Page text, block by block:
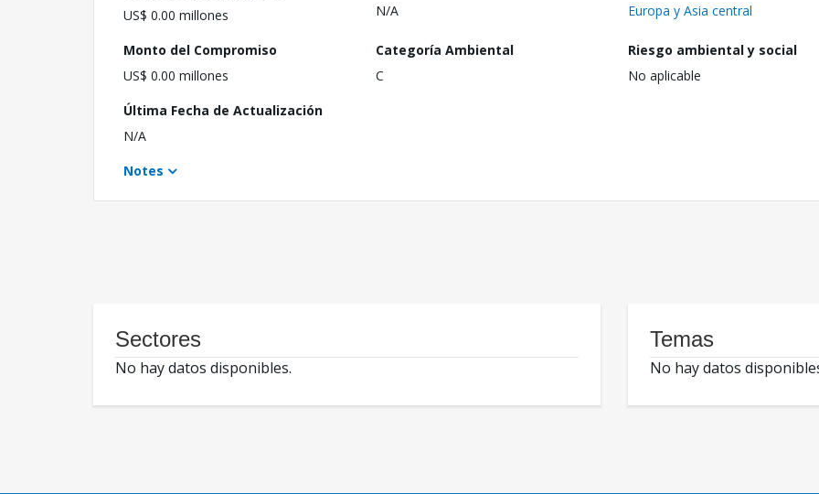
US$ 0.00 millones
N/A
Europa y Asia central
Monto del Compromiso
US$ 0.00 millones
Categoría Ambiental
C
Riesgo ambiental y social
No aplicable
Última Fecha de Actualización
N/A
Notes
Sectores
No hay datos disponibles.
Temas
No hay datos